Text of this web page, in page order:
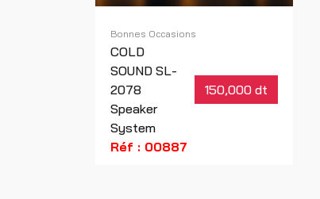
Bonnes Occasions
COLD
SOUND SL-
2078
Speaker
System
150,000 dt
Réf : 00887